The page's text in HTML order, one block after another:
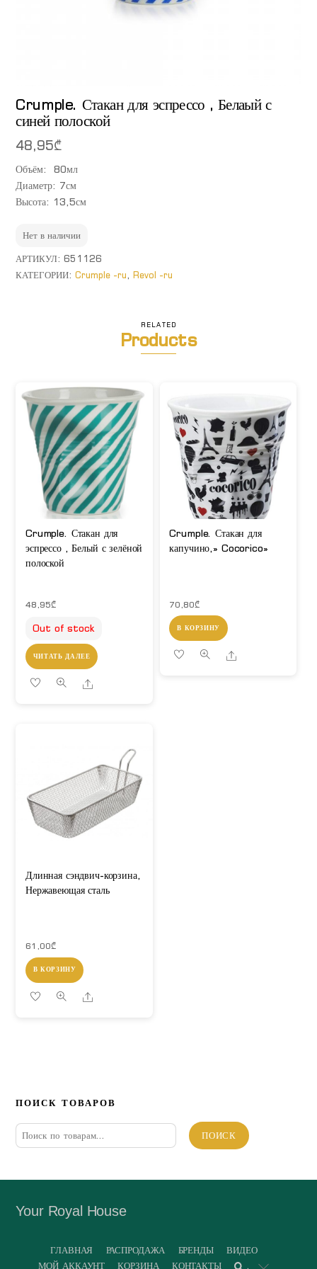
Crumple. Стакан для эспрессо , Белаый с
синей полоской
48,95₾
Объём: 80мл
Диаметр: 7см
Высота: 13,5см
Нет в наличии
АРТИКУЛ:651126
КАТЕГОРИИ:Crumple -ru,Revol -ru
RELATED
Products
Crumple. Стакан для
эспрессо , Белый с зелёной
полоской
48,95₾
Out of stock
ЧИТАТЬ ДАЛЕЕ
Share
Crumple. Стакан для
капучино,» Cocorico»
70,80₾
В КОРЗИНУ
Share
Длинная сэндвич-корзина,
Нержавеющая сталь
61,00₾
В КОРЗИНУ
Share
ПОИСК ТОВАРОВ
Искать:
ПОИСК
Your Royal House
ГЛАВНАЯ РАСПРОДАЖА БРЕНДЫ
ВИДЕО
МОЙ АККАУНТ
КОРЗИНА КОНТАКТЫ .